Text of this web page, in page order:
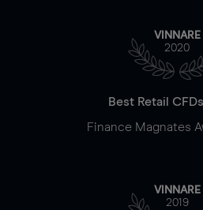
VINNARE
2020
Best Retail
Finance Magnates
VINNARE
2019